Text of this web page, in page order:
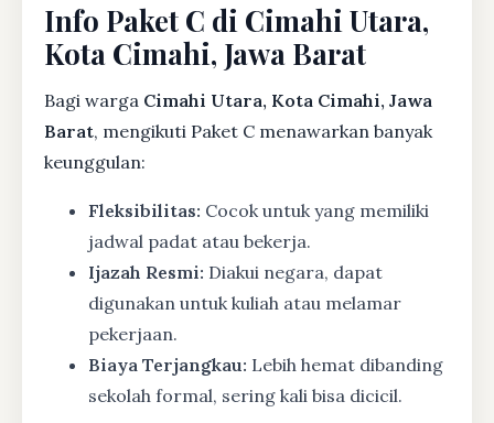
Info Paket C di Cimahi Utara,
Kota Cimahi, Jawa Barat
Bagi warga Cimahi Utara, Kota Cimahi, Jawa
Barat, mengikuti Paket C menawarkan banyak
keunggulan:
Fleksibilitas: Cocok untuk yang memiliki
jadwal padat atau bekerja.
Ijazah Resmi: Diakui negara, dapat
digunakan untuk kuliah atau melamar
pekerjaan.
Biaya Terjangkau: Lebih hemat dibanding
sekolah formal, sering kali bisa dicicil.